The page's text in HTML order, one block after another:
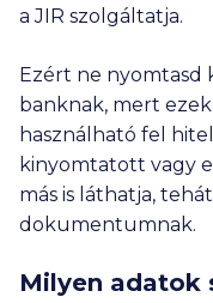
a JIR szolgáltatja.
Ezért ne nyomtasd
banknak, mert
használható fel
kinyomtatott vagy
más is láthatja,
dokumentumnak.
Milyen adatok